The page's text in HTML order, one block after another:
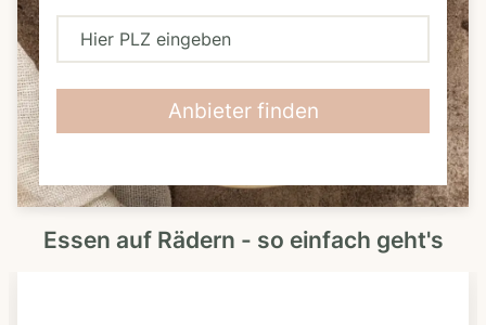
H
L
Z
Anbieter finden
Essen auf Rädern - so einfach geht's